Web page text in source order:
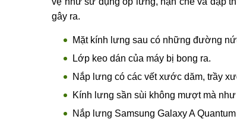
gây ra.
Mặt kính lưng sau có những đường
Lớp keo dán của máy bị bong ra.
Nắp lưng có các vết xước dăm, trầy
Kính lưng sần sùi không mượt mà như
Nắp lưng Samsung Galaxy A